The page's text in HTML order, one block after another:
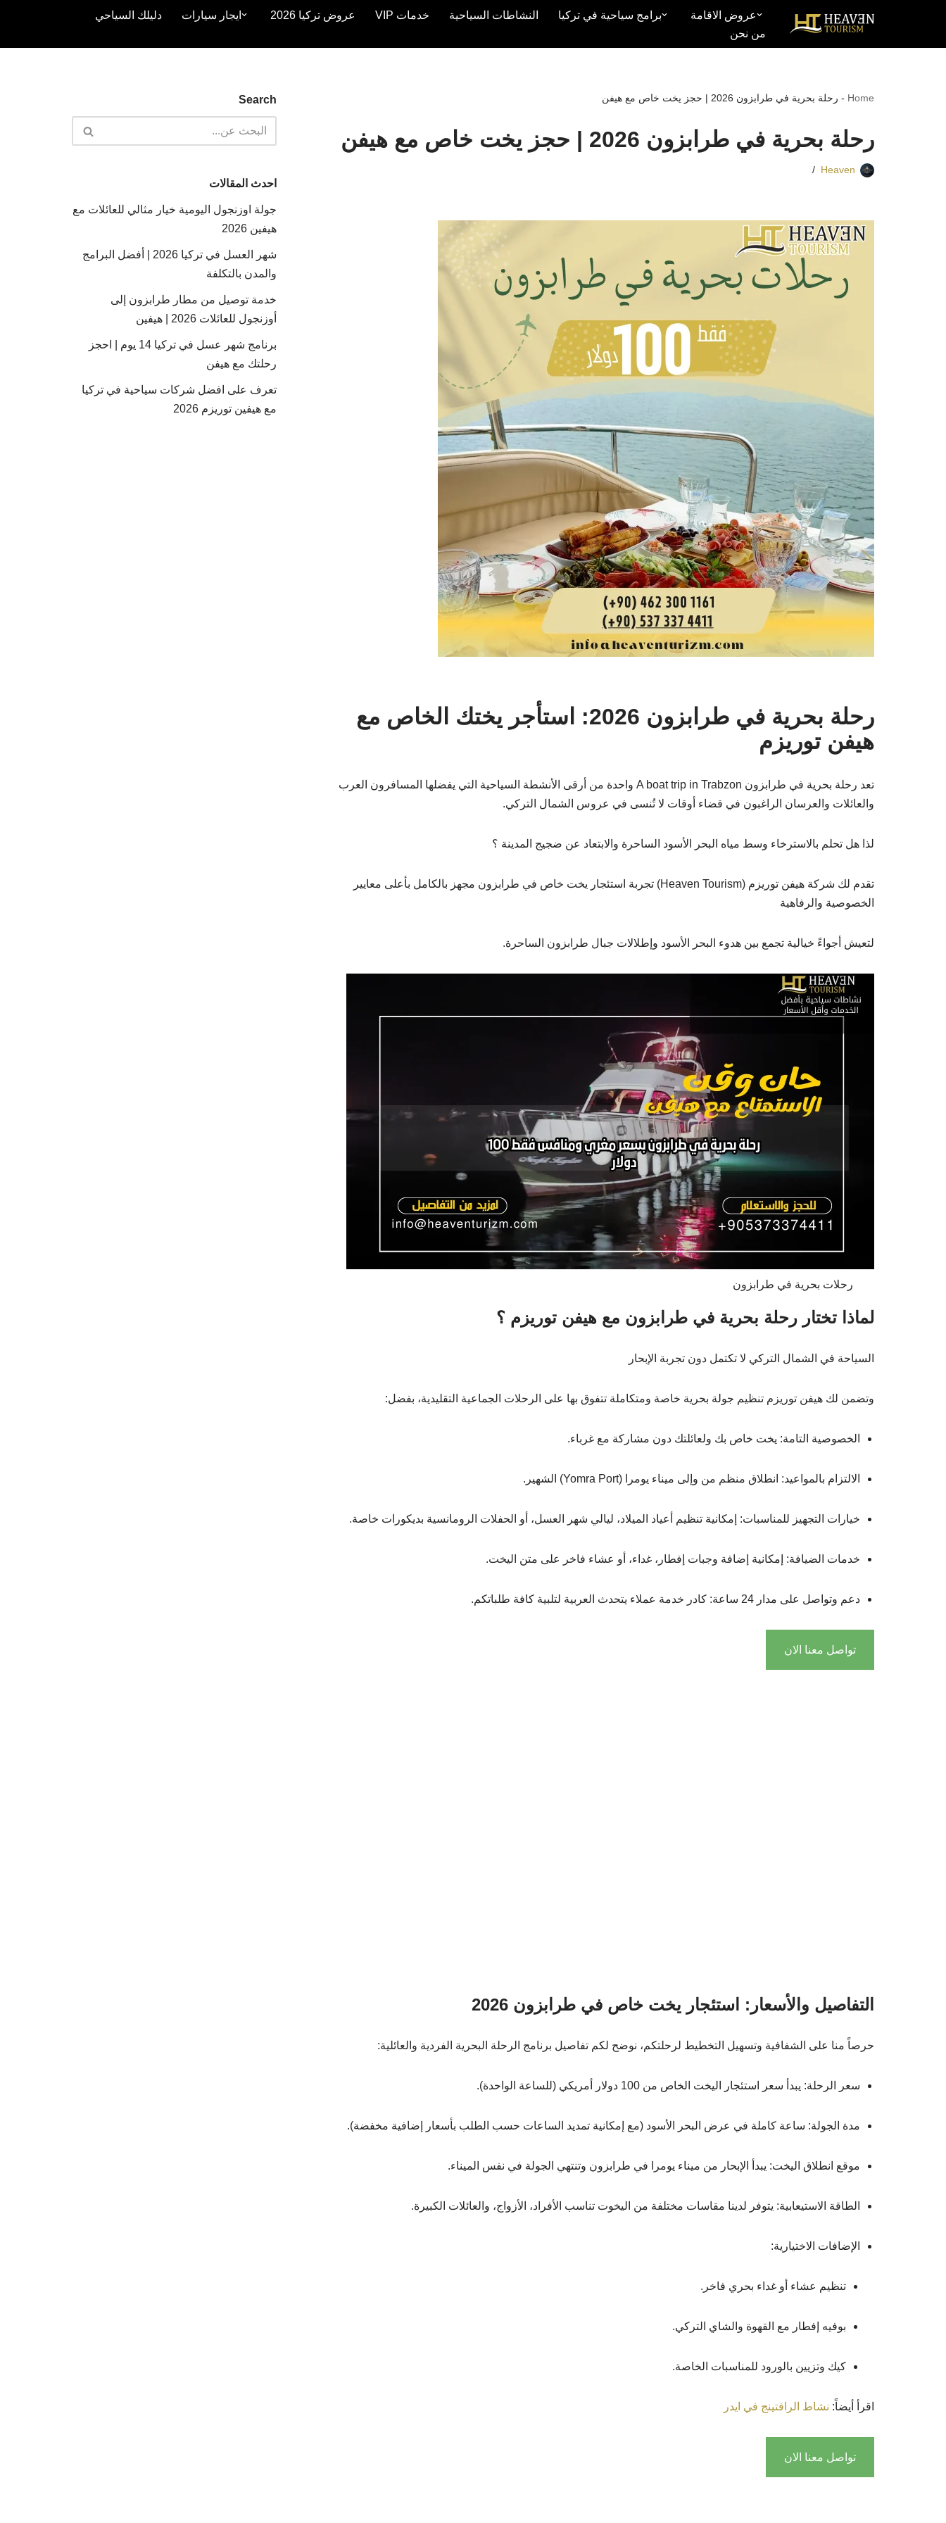
عروض الاقامة برامج سياحية في تركيا النشاطات السياحية خدمات VIP عروض تركيا 2026 ايجار سيارات
دليلك السياحي
من نحن
Home
- رحلة بحرية في طرابزون 2026 | حجز يخت خاص مع هيفن
رحلة بحرية في طرابزون 2026 | حجز يخت خاص مع هيفن
Heaven
رحلة بحرية في طرابزون 2026: استأجر يختك الخاص مع
هيفن توريزم
تعد رحلة بحرية في طرابزون A boat trip in Trabzon واحدة من أرقى الأنشطة السياحية التي يفضلها المسافرون العرب
والعائلات والعرسان الراغبون في قضاء أوقات لا تُنسى في عروس الشمال التركي.
لذا هل تحلم بالاسترخاء وسط مياه البحر الأسود الساحرة والابتعاد عن ضجيج المدينة ؟
تقدم لك شركة هيفن توريزم (Heaven Tourism) تجربة استئجار يخت خاص في طرابزون مجهز بالكامل بأعلى معايير
الخصوصية والرفاهية
لتعيش أجواءً خيالية تجمع بين هدوء البحر الأسود وإطلالات جبال طرابزون الساحرة.
رحلات بحرية في طرابزون
لماذا تختار رحلة بحرية في طرابزون مع هيفن توريزم ؟
السياحة في الشمال التركي لا تكتمل دون تجربة الإبحار
وتضمن لك هيفن توريزم تنظيم جولة بحرية خاصة ومتكاملة تتفوق بها على الرحلات الجماعية التقليدية، بفضل:
الخصوصية التامة: يخت خاص بك ولعائلتك دون مشاركة مع غرباء.
الالتزام بالمواعيد: انطلاق منظم من وإلى ميناء يومرا (Yomra Port) الشهير.
خيارات التجهيز للمناسبات: إمكانية تنظيم أعياد الميلاد، ليالي شهر العسل، أو الحفلات الرومانسية بديكورات خاصة.
خدمات الضيافة: إمكانية إضافة وجبات إفطار، غداء، أو عشاء فاخر على متن اليخت.
دعم وتواصل على مدار 24 ساعة: كادر خدمة عملاء يتحدث العربية لتلبية كافة طلباتكم.
تواصل معنا الان
التفاصيل والأسعار: استئجار يخت خاص في طرابزون 2026
حرصاً منا على الشفافية وتسهيل التخطيط لرحلتكم، نوضح لكم تفاصيل برنامج الرحلة البحرية الفردية والعائلية:
سعر الرحلة: يبدأ سعر استئجار اليخت الخاص من 100 دولار أمريكي (للساعة الواحدة).
مدة الجولة: ساعة كاملة في عرض البحر الأسود (مع إمكانية تمديد الساعات حسب الطلب بأسعار إضافية مخفضة).
موقع انطلاق اليخت: يبدأ الإبحار من ميناء يومرا في طرابزون وتنتهي الجولة في نفس الميناء.
الطاقة الاستيعابية: يتوفر لدينا مقاسات مختلفة من اليخوت تناسب الأفراد، الأزواج، والعائلات الكبيرة.
الإضافات الاختيارية:
تنظيم عشاء أو غداء بحري فاخر.
بوفيه إفطار مع القهوة والشاي التركي.
كيك وتزيين بالورود للمناسبات الخاصة.
اقرأ أيضاً: نشاط الرافتينج في ايدر
تواصل معنا الان
Search
احدث المقالات
جولة اوزنجول اليومية خيار مثالي للعائلات مع
هيفين 2026
شهر العسل في تركيا 2026 | أفضل البرامج
والمدن بالتكلفة
خدمة توصيل من مطار طرابزون إلى
أوزنجول للعائلات 2026 | هيفين
برنامج شهر عسل في تركيا 14 يوم | احجز
رحلتك مع هيفن
تعرف على افضل شركات سياحية في تركيا
مع هيفين توريزم 2026